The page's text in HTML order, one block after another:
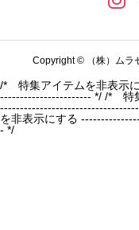
Copyright © （株）ムラ
/* 特集アイテムを非表示
----------------------- */ /* 特
を非表示にする
- */